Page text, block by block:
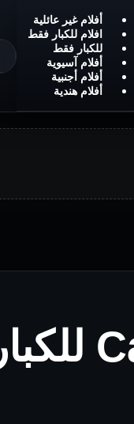
أفلام غير عائلية
افلام للكبار فقط
للكبار فقط
أفلام آسيوية
أفلام أجنبية
أفلام هندية
فيلم Call Me Sugar Daddy للكبار